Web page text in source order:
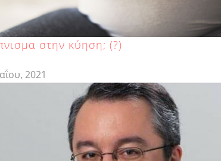
στην κύηση; (?)
2021